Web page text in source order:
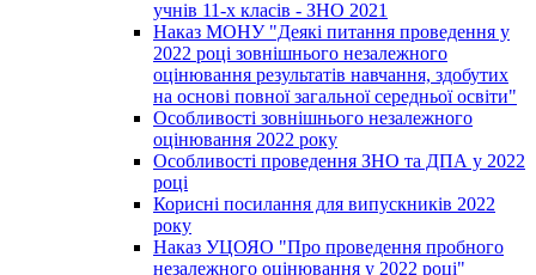
учнів 11-х класів - ЗНО 2021
Наказ МОНУ "Деякі питання проведення у
2022 році зовнішнього незалежного
оцінювання результатів навчання, здобутих
на основі повної загальної середньої освіти"
Особливості зовнішнього незалежного
оцінювання 2022 року
Особливості проведення ЗНО та ДПА у 2022
році
Корисні посилання для випускників 2022
року
Наказ УЦОЯО "Про проведення пробного
незалежного оцінювання у 2022 році"